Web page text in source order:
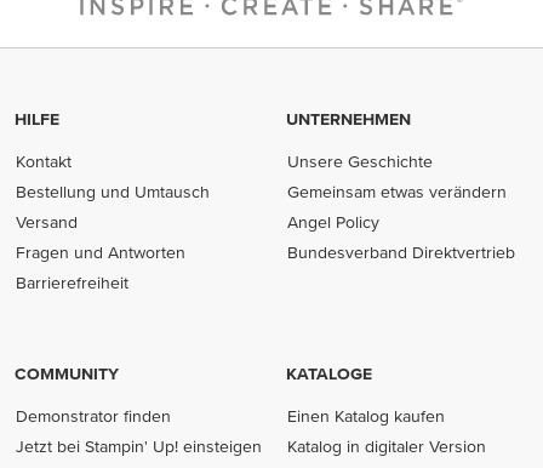
HILFE
Kontakt
Bestellung und Umtausch
Versand
Fragen und Antworten
Barrierefreiheit
UNTERNEHMEN
Unsere Geschichte
Gemeinsam etwas verändern
Angel Policy
Bundesverband Direktvertrieb
COMMUNITY
Demonstrator finden
Jetzt bei Stampin' Up! einsteigen
KATALOGE
Einen Katalog kaufen
Katalog in digitaler Version